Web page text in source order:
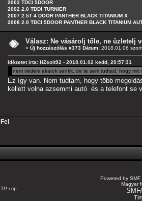
2003 TDCI 5DOOR
2002 2.0 TDDI TURNIER
2007 2.5T 4 DOOR PANTHER BLACK TITANIUM X
2008 2.0 TDCI 5DOOR PANTHER BLACK TITANIUM
Válasz: Ne vásárolj tőle, ne üzletelj
« Új hozzászólás #373 Dátum: 2018.01.06
Idézetet írta: HZsolt92 - 2018.01.02 kedd, 20:57:31
nem védeni akarok senkit, de te sem tudtad, hogy mit
Ez így van. Nem tudtam, hogy több
kellett volna azsemmi autó és a telefont se
Fel
TP-crip
Powered by SMF
Magyar